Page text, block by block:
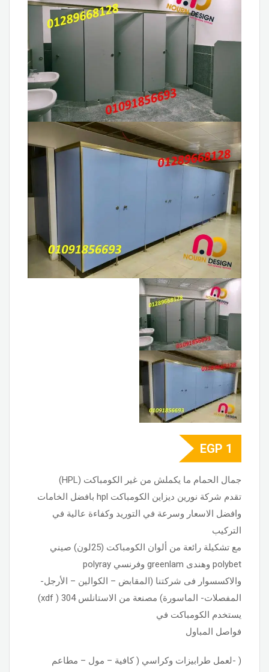
EGP 1
جمال الحمام ما يكملش من غير الكومباكت (HPL)
تقدم شركة نورين ديزاين الكومباكت hpl بافضل الخامات
وافضل الاسعار وسرعة في التوريد وكفاءة عالية في
التركيب
مع تشكيلة رائعة من ألوان الكومباكت (25لون) صيني
polybet وهندى greenlam وفرنسي polyray
والاكسسوار فى شركتنا (المقابض – الكوالين – الأرجل-
المفصلات- الماسورة) مصنعة من الاستانلس 304 ( xdf)
يستخدم الكومباكت في
فواصل المباول
( -لعمل طرابيزات وكراسي ( كافية – مول – مطاعم